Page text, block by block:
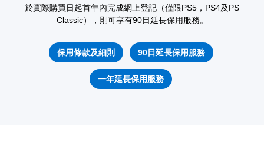
於實際購買日起首年內完成網上登記（僅限PS5，PS4及PS
Classic），則可享有90日延長保用服務。
保用條款及細則 90日延長保用服務
一年延長保用服務